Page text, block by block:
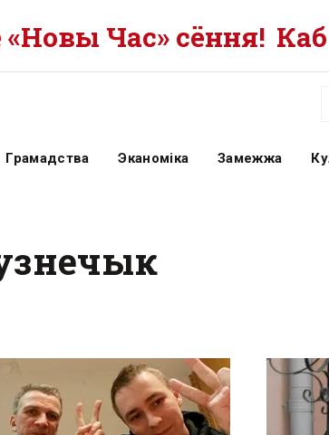
Час» сёння!
Грамадства Эканоміка Замежжа